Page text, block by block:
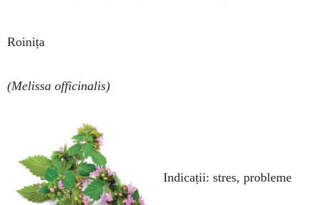
Roinița
(Melissa officinalis)
Indicații: stres, proble­me